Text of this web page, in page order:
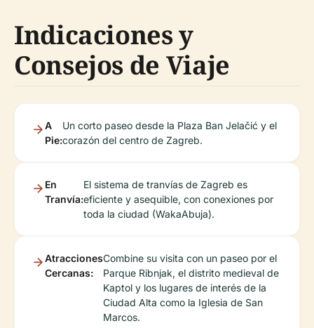
Indicaciones y
Consejos de Viaje
A
Pie:
Un corto paseo desde la Plaza Ban Jelačić y el
corazón del centro de Zagreb.
En
Tranvía:
El sistema de tranvías de Zagreb es
eficiente y asequible, con conexiones por
toda la ciudad (WakaAbuja).
Atracciones
Cercanas:
Combine su visita con un paseo por el
Parque Ribnjak, el distrito medieval de
Kaptol y los lugares de interés de la
Ciudad Alta como la Iglesia de San
Marcos.